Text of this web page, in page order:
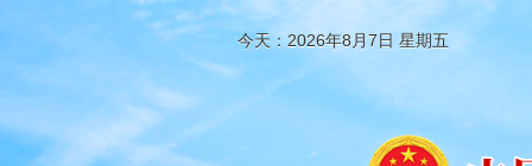
今天：2026年8月7日 星期五